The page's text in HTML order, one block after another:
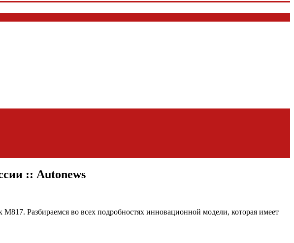
:: Autonews
Разбираемся во всех подробностях инновационной модели, которая имеет